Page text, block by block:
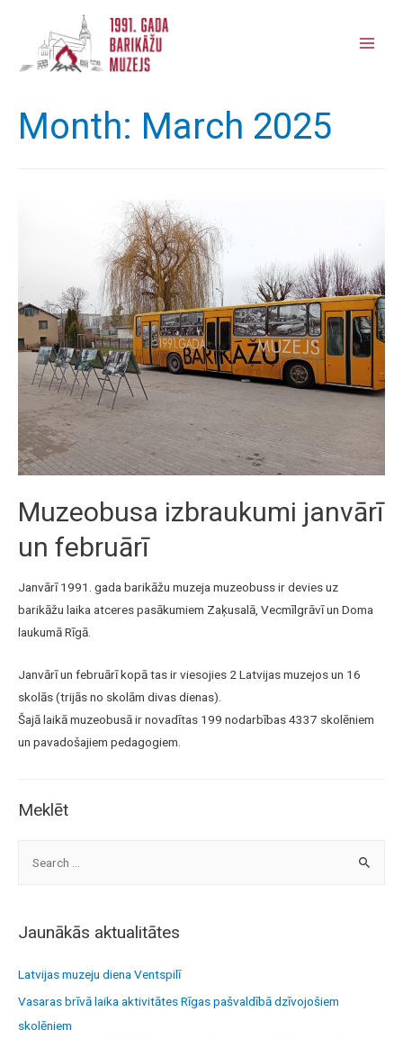
Month: March 2025
Muzeobusa izbraukumi janvārī
un februārī
Janvārī 1991. gada barikāžu muzeja muzeobuss ir devies uz
barikāžu laika atceres pasākumiem Zaķusalā, Vecmīlgrāvī un Doma
laukumā Rīgā.
Janvārī un februārī kopā tas ir viesojies 2 Latvijas muzejos un 16
skolās (trijās no skolām divas dienas).
Šajā laikā muzeobusā ir novadītas 199 nodarbības 4337 skolēniem
un pavadošajiem pedagogiem.
Meklēt
h
f
o
Jaunākās aktualitātes
Latvijas muzeju diena Ventspilī
Vasaras brīvā laika aktivitātes Rīgas pašvaldībā dzīvojošiem
skolēniem